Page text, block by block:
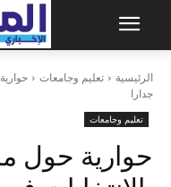
الرئيسية تعليم وجامعات
جدارا
تعليم وجامعات
حوارية حول